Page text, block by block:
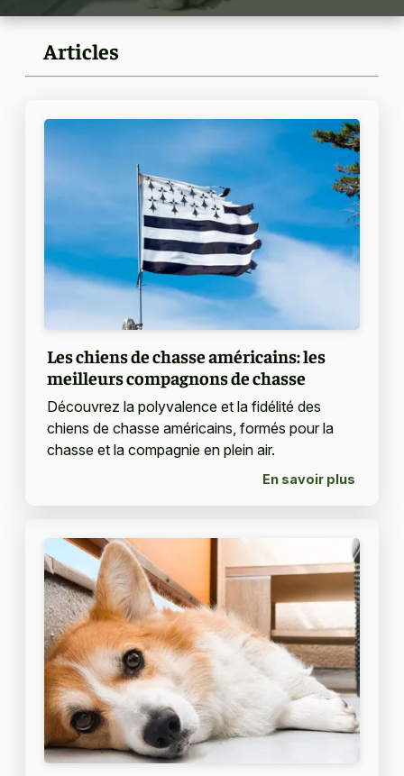
Articles
Les chiens de chasse américains: les
meilleurs compagnons de chasse
Découvrez la polyvalence et la fidélité des
chiens de chasse américains, formés pour la
chasse et la compagnie en plein air.
En savoir plus